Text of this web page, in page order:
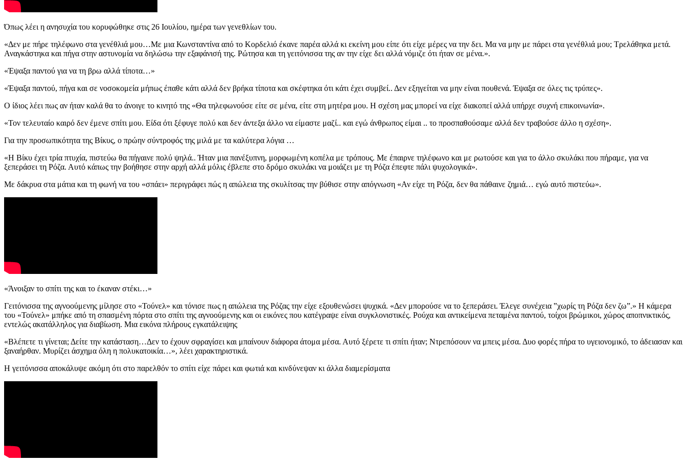
Όπως λέει η ανησυχία του κορυφώθηκε στις 26 Ιουλίου, ημέρα των γενεθλίων του.
«Δεν με πήρε τηλέφωνο στα γενέθλιά μου…Με μια Κωνσταντίνα από το Κορδελιό έκανε παρέα αλλά κι εκείνη μου είπε ότι είχε μέρες να την δει. Μα να μην με πάρει στα γενέθλιά μου; Τρελάθηκα μετά.
Αναγκάστηκα και πήγα στην αστυνομία να δηλώσω την εξαφάνισή της. Ρώτησα και τη γειτόνισσα της αν την είχε δει αλλά νόμιζε ότι ήταν σε μένα.».
«Έψαξα παντού για να τη βρω αλλά τίποτα…»
«Έψαξα παντού, πήγα και σε νοσοκομεία μήπως έπαθε κάτι αλλά δεν βρήκα τίποτα και σκέφτηκα ότι κάτι έχει συμβεί.. Δεν εξηγείται να μην είναι πουθενά. Έψαξα σε όλες τις τρύπες».
Ο ίδιος λέει πως αν ήταν καλά θα το άνοιγε το κινητό της «Θα τηλεφωνούσε είτε σε μένα, είτε στη μητέρα μου. Η σχέση μας μπορεί να είχε διακοπεί αλλά υπήρχε συχνή επικοινωνία».
«Τον τελευταίο καιρό δεν έμενε σπίτι μου. Είδα ότι ξέφυγε πολύ και δεν άντεξα άλλο να είμαστε μαζί.. και εγώ άνθρωπος είμαι .. το προσπαθούσαμε αλλά δεν τραβούσε άλλο η σχέση».
Για την προσωπικότητα της Βίκυς, ο πρώην σύντροφός της μιλά με τα καλύτερα λόγια …
«Η Βίκυ έχει τρία πτυχία, πιστεύω θα πήγαινε πολύ ψηλά.. Ήταν μια πανέξυπνη, μορφωμένη κοπέλα με τρόπους. Με έπαιρνε τηλέφωνο και με ρωτούσε και για το άλλο σκυλάκι που πήραμε, για να
ξεπεράσει τη Ρόζα. Αυτό κάπως την βοήθησε στην αρχή αλλά μόλις έβλεπε στο δρόμο σκυλάκι να μοιάζει με τη Ρόζα έπεφτε πάλι ψυχολογικά».
Με δάκρυα στα μάτια και τη φωνή να του «σπάει» περιγράφει πώς η απώλεια της σκυλίτσας την βύθισε στην απόγνωση «Αν είχε τη Ρόζα, δεν θα πάθαινε ζημιά… εγώ αυτό πιστεύω».
«Άνοιξαν το σπίτι της και το έκαναν στέκι…»
Γειτόνισσα της αγνοούμενης μίλησε στο «Τούνελ» και τόνισε πως η απώλεια της Ρόζας την είχε εξουθενώσει ψυχικά. «Δεν μπορούσε να το ξεπεράσει. Έλεγε συνέχεια ‟χωρίς τη Ρόζα δεν ζω”.» Η κάμερα
του «Τούνελ» μπήκε από τη σπασμένη πόρτα στο σπίτι της αγνοούμενης και οι εικόνες που κατέγραψε είναι συγκλονιστικές. Ρούχα και αντικείμενα πεταμένα παντού, τοίχοι βρώμικοι, χώρος αποπνικτικός,
εντελώς ακατάλληλος για διαβίωση. Μια εικόνα πλήρους εγκατάλειψης
«Βλέπετε τι γίνεται; Δείτε την κατάσταση…Δεν το έχουν σφραγίσει και μπαίνουν διάφορα άτομα μέσα. Αυτό ξέρετε τι σπίτι ήταν; Ντρεπόσουν να μπεις μέσα. Δυο φορές πήρα το υγειονομικό, το άδειασαν και
ξαναήρθαν. Μυρίζει άσχημα όλη η πολυκατοικία…», λέει χαρακτηριστικά.
Η γειτόνισσα αποκάλυψε ακόμη ότι στο παρελθόν το σπίτι είχε πάρει και φωτιά και κινδύνεψαν κι άλλα διαμερίσματα